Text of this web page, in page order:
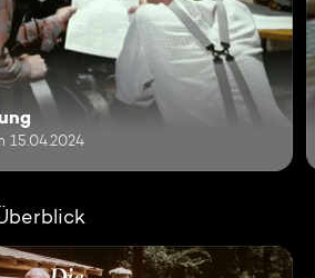
15.04.2024